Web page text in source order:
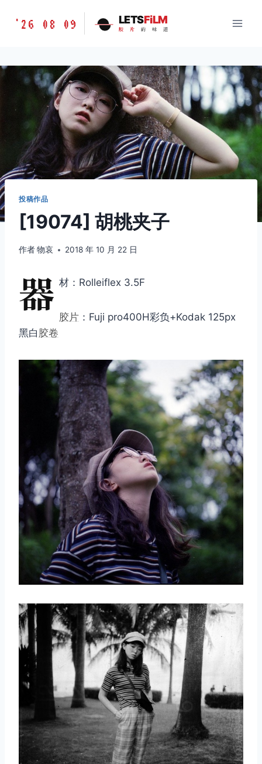
胶
味
LETSFILM
'26 08 09 LETSFiLM
胶 片 的 味 道
投稿作品
[19074] 胡桃夹子
作者物哀 2018 年 10 月 22 日
器 材：Rolleiflex 3.5F
胶片 ：Fuji pro400H彩负+Kodak 125px
黑白 胶卷